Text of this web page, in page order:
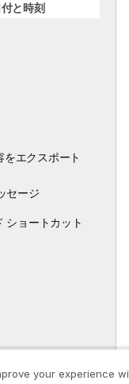
と時刻
エクスポート
セージ
ショートカット
your experience